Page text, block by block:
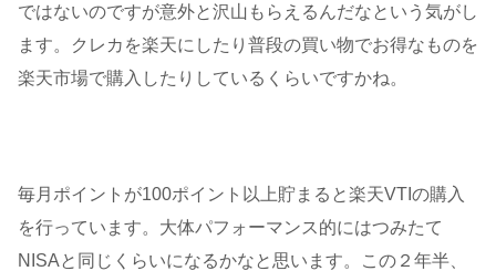
ではないのですが意外と沢山もらえるんだなという気がし
ます。クレカを楽天にしたり普段の買い物でお得なものを
楽天市場で購入したりしているくらいですかね。
毎月ポイントが100ポイント以上貯まると楽天VTIの購入
を行っています。大体パフォーマンス的にはつみたて
NISAと同じくらいになるかなと思います。この２年半、